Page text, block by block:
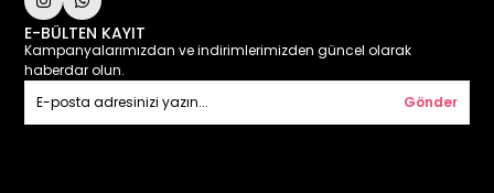
E-BÜLTEN KAYIT
Kampanyalarımızdan ve indirimlerimizden güncel olarak
haberdar olun.
Gönder